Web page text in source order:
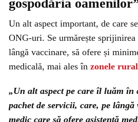
gospodăria
Un alt aspect important, de care
ONG-uri. Se urmărește
lângă vaccinare, să ofere și
medicală, mai ales în zonele
„Un alt aspect pe care îl luăm
pachet de servicii, care, pe
medic care să ofere asistență